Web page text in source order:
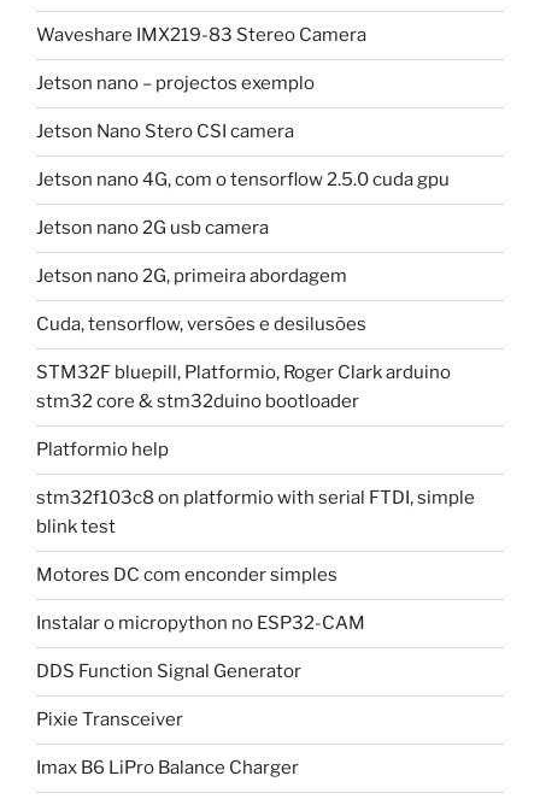
Waveshare IMX219-83 Stereo Camera
Jetson nano – projectos exemplo
Jetson Nano Stero CSI camera
Jetson nano 4G, com o tensorflow 2.5.0 cuda gpu
Jetson nano 2G usb camera
Jetson nano 2G, primeira abordagem
Cuda, tensorflow, versões e desilusões
STM32F bluepill, Platformio, Roger Clark arduino
stm32 core & stm32duino bootloader
Platformio help
stm32f103c8 on platformio with serial FTDI, simple
blink test
Motores DC com enconder simples
Instalar o micropython no ESP32-CAM
DDS Function Signal Generator
Pixie Transceiver
Imax B6 LiPro Balance Charger